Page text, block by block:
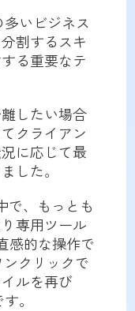
いビジネス
割するスキ
る重要なテ
したい場合
クライアン
に応じて最
した。
で、もっとも
専用ツール
感的な操作で
クリックで
ルを再び
。